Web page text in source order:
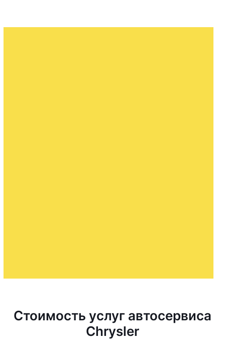
Стоимость услуг автосервиса
Chrysler